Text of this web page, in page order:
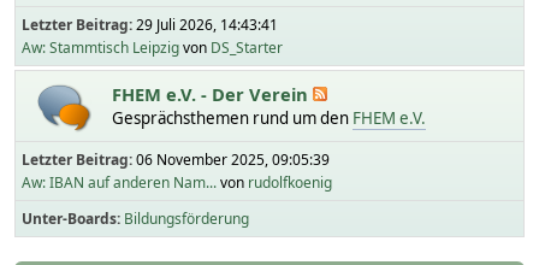
Letzter Beitrag:29 Juli 2026, 14:43:41
Aw: Stammtisch Leipzigvon DS_Starter
FHEM e.V. - Der Verein
Gesprächsthemen rund um den FHEM e.V.
Letzter Beitrag:06 November 2025, 09:05:39
Aw: IBAN auf anderen Nam...von rudolfkoenig
Unter-Boards Bildungsförderung